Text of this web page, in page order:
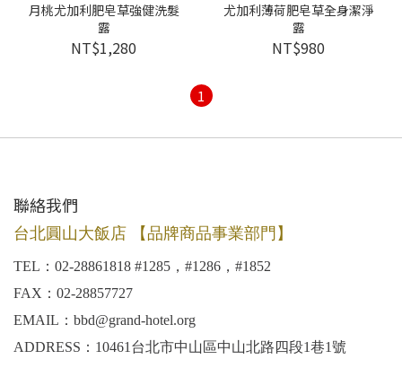
月桃尤加利肥皂草強健洗髮
露
NT$1,280
尤加利薄荷肥皂草全身潔淨
露
NT$980
1
聯絡我們
台北圓山大飯店 【品牌商品事業部門】
TEL：02-28861818 #1285，#1286，#1852
FAX：02-28857727
EMAIL：bbd@grand-hotel.org
ADDRESS：10461台北市中山區中山北路四段1巷1號